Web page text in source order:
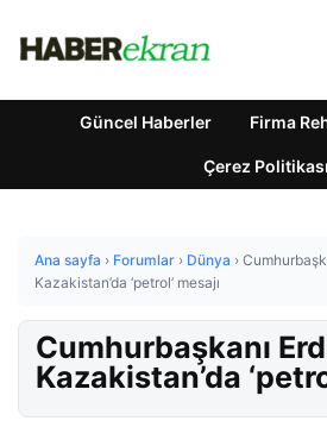
Güncel Haberler Firma
Çerez Politikası
Ana sayfa › Forumlar › Dünya ›
Kazakistan’da ‘petrol’ mesajı
Cumhurbaşkanı
Kazakistan’da